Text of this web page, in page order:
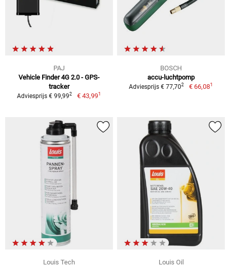
PAJ
Vehicle Finder 4G 2.0 - GPS-
tracker
Adviesprijs € 99,992 € 43,991
BOSCH
accu-luchtpomp
Adviesprijs € 77,702 € 66,081
Louis Tech
Louis Oil